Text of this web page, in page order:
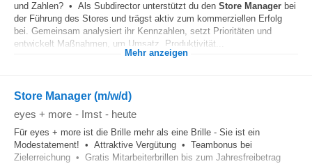
und Zahlen? • Als Subdirector unterstützt du den Store Manager bei
der Führung des Stores und trägst aktiv zum kommerziellen Erfolg
bei. Gemeinsam analysiert ihr Kennzahlen, setzt Prioritäten und
entwickelt Maßnahmen, um Umsatz, Produktivität...
Mehr anzeigen
Store Manager (m/w/d)
eyes + more - Imst - heute
Für eyes + more ist die Brille mehr als eine Brille - Sie ist ein
Modestatement! • Attraktive Vergütung • Teambonus bei
Zielerreichung • Gratis Mitarbeiterbrillen bis zum Jahresfreibetrag